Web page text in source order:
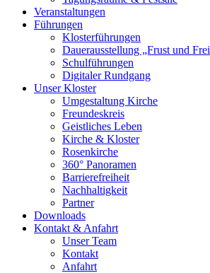
Veranstaltungen
Führungen
Klosterführungen
Dauerausstellung „Frust und
Schulführungen
Digitaler Rundgang
Unser Kloster
Umgestaltung Kirche
Freundeskreis
Geistliches Leben
Kirche & Kloster
Rosenkirche
360° Panoramen
Barrierefreiheit
Nachhaltigkeit
Partner
Downloads
Kontakt & Anfahrt
Unser Team
Kontakt
Anfahrt